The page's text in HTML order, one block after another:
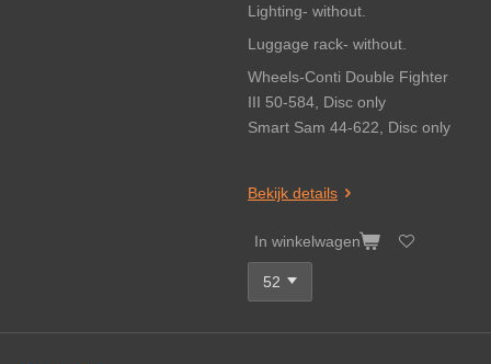
Lighting- without.
Luggage rack- without.
Wheels-Conti Double Fighter
III 50-584, Disc only
Smart Sam 44-622, Disc only
Bekijk details
In winkelwagen